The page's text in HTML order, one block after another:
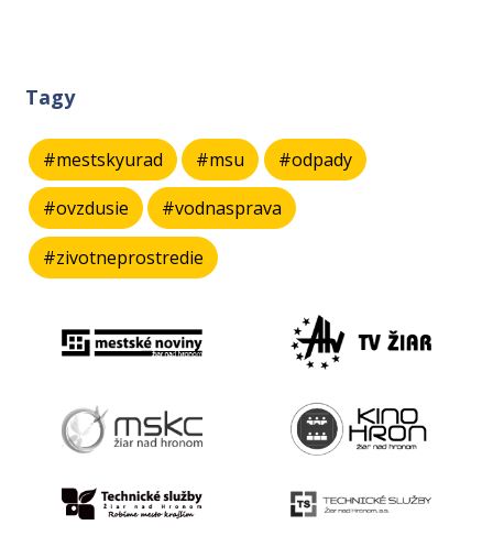
Tagy
#mestskyurad #msu #odpady
#ovzdusie #vodnasprava
#zivotneprostredie